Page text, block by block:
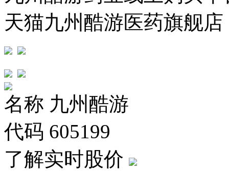
天猫九州酷游医药旗舰
名称 九州酷游
代码 605199
了解实时股价